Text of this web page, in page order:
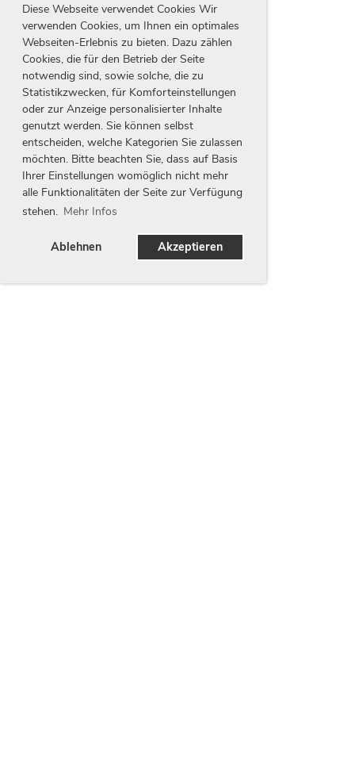
Diese Webseite verwendet Cookies Wir
verwenden Cookies, um Ihnen ein optimales
Webseiten-Erlebnis zu bieten. Dazu zählen
Cookies, die für den Betrieb der Seite
notwendig sind, sowie solche, die zu
Statistikzwecken, für Komforteinstellungen
oder zur Anzeige personalisierter Inhalte
genutzt werden. Sie können selbst
entscheiden, welche Kategorien Sie zulassen
möchten. Bitte beachten Sie, dass auf Basis
Ihrer Einstellungen womöglich nicht mehr
alle Funktionalitäten der Seite zur Verfügung
stehen. Mehr Infos
Ablehnen Akzeptieren